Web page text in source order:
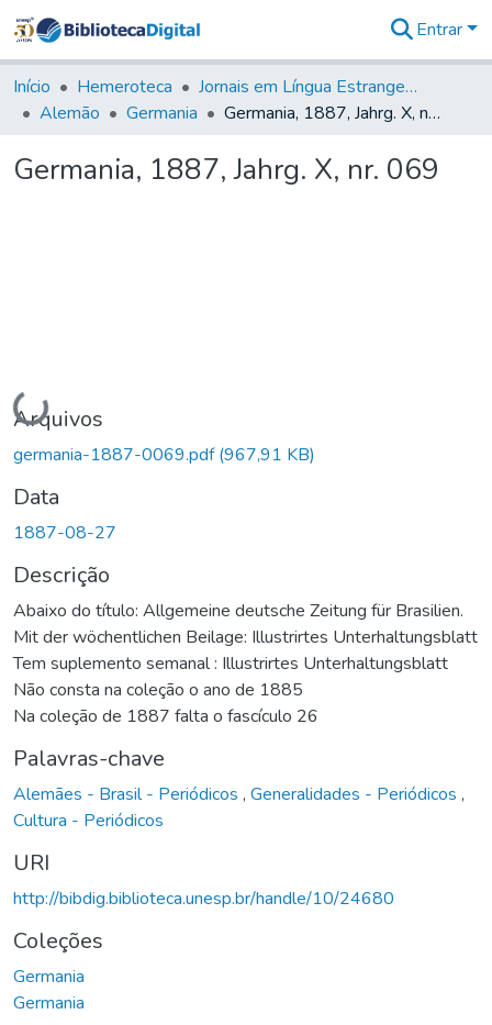
&
Coleções
Tudo na
Digital
Entrar
Início Hemeroteca
Jornais em Língua Estrangeira
Alemão
Germania Germania, 1887, Jahrg. X, nr. 069
Germania, 1887, Jahrg. X, nr. 069
Carregando...
Arquivos
germania-1887-0069.pdf(967,91 KB)
Data
1887-08-27
Descrição
Abaixo do título: Allgemeine deutsche Zeitung für Brasilien.
Mit der wöchentlichen Beilage: Illustrirtes Unterhaltungsblatt
Tem suplemento semanal : Illustrirtes Unterhaltungsblatt
Não consta na coleção o ano de 1885
Na coleção de 1887 falta o fascículo 26
Palavras-chave
Alemães - Brasil - Periódicos , Generalidades - Periódicos ,
Cultura - Periódicos
URI
http://bibdig.biblioteca.unesp.br/handle/10/24680
Coleções
Germania
Germania